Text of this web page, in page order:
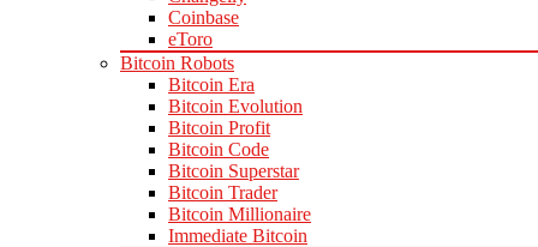
Coinbase
eToro
Bitcoin Robots
Bitcoin Era
Bitcoin Evolution
Bitcoin Profit
Bitcoin Code
Bitcoin Superstar
Bitcoin Trader
Bitcoin Millionaire
Immediate Bitcoin